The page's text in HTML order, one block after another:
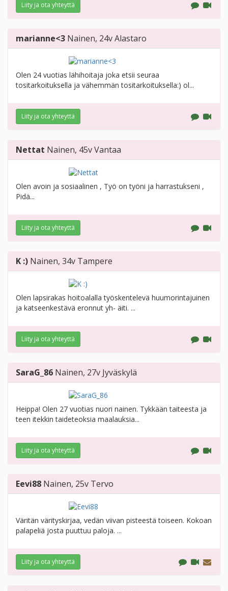
Liity ja ota yhteyttä
marianne<3 Nainen, 24vAlastaro
Olen 24 vuotias lähihoitaja joka etsii seuraa
tositarkoituksella ja vähemmän tositarkoituksella:) ol...
Liity ja ota yhteyttä
Nettat Nainen, 45vVantaa
Olen avoin ja sosiaalinen , Työ on työni ja harrastukseni ,
Pidä...
Liity ja ota yhteyttä
K :) Nainen, 34v Tampere
Olen lapsirakas hoitoalalla työskentelevä huumorintajuinen
ja katseenkestävä eronnut yh- äiti. ...
Liity ja ota yhteyttä
SaraG_86 Nainen, 27v Jyväskylä
Heippa! Olen 27 vuotias nuori nainen. Tykkään taiteesta ja
teen itekkin taideteoksia maalauksia...
Liity ja ota yhteyttä
Eevi88 Nainen, 25v Tervo
Väritän värityskirjaa, vedän viivan pisteestä toiseen. Kokoan
palapeliä josta puuttuu paloja. ...
Liity ja ota yhteyttä